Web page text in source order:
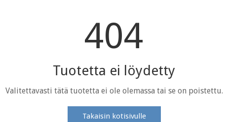
404
Tuotetta ei löydetty
Valitettavasti tätä tuotetta ei ole olemassa tai se on poistettu.
Takaisin kotisivulle